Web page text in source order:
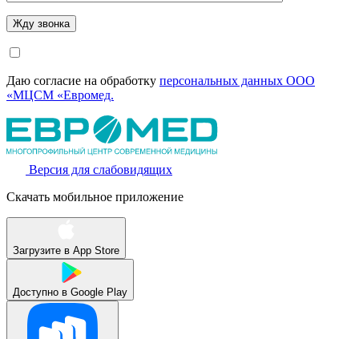
Даю согласие на обработку персональных данных ООО
«МЦСМ «Евромед.
Версия для слабовидящих
Скачать мобильное приложение
Загрузите в App Store
Доступно в Google Play